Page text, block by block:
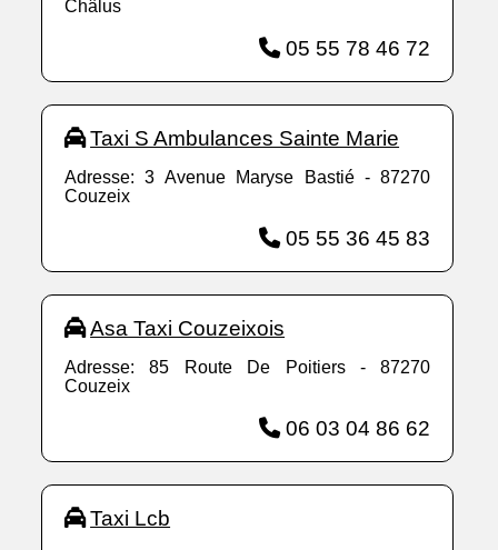
Châlus
05 55 78 46 72
Taxi S Ambulances Sainte Marie
Adresse: 3 Avenue Maryse Bastié - 87270
Couzeix
05 55 36 45 83
Asa Taxi Couzeixois
Adresse: 85 Route De Poitiers - 87270
Couzeix
06 03 04 86 62
Taxi Lcb